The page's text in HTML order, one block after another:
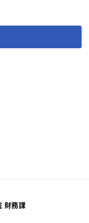
財務課